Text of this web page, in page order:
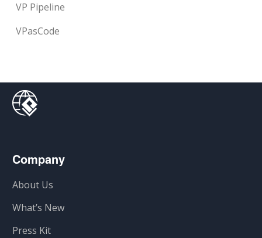
VP Pipeline
VPasCode
Company
About Us
What’s New
Press Kit